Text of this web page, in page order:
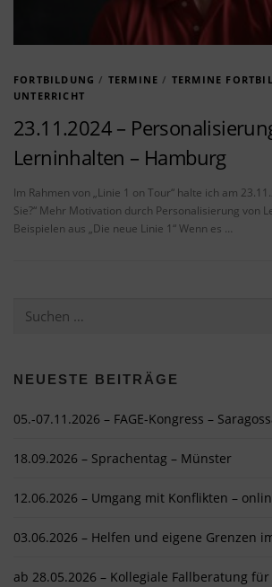
FORTBILDUNG / TERMINE / TERMINE
UNTERRICHT
23.11.2024 –
Lerninhalten – Hamburg
Im Rahmen von „Linie 1 on Tour“ halte ich am
Sie?“ Mehr Motivation durch Personalisierung von
Beispielen aus „Die neue Linie 1“ Wenn es …
NEUESTE BEITRÄGE
05.-07.11.2026 – FAGE-Kongress –
18.09.2026 – Sprachentag – Münster
12.06.2026 – Umgang mit Konflikten –
03.06.2026 – Helfen und eigene Grenzen
ab 28.05.2026 – Kollegiale Fallberatung